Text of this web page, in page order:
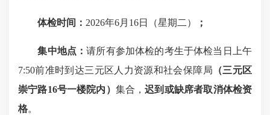
体检时间： 2026年6月16日（星期二） ；
集中地点：请所有参加体检的考生于体检当日上午
7:50前准时到达三元区人力资源和社会保障局 （三元区
崇宁路16号一楼院内） 集合，迟到 或缺席者取消体检资
格。